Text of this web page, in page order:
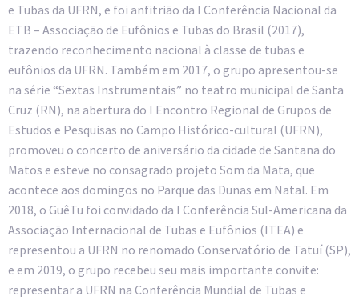
e Tubas da UFRN, e foi anfitrião da I Conferência Nacional da
ETB – Associação de Eufônios e Tubas do Brasil (2017),
trazendo reconhecimento nacional à classe de tubas e
eufônios da UFRN. Também em 2017, o grupo apresentou-se
na série “Sextas Instrumentais” no teatro municipal de Santa
Cruz (RN), na abertura do I Encontro Regional de Grupos de
Estudos e Pesquisas no Campo Histórico-cultural (UFRN),
promoveu o concerto de aniversário da cidade de Santana do
Matos e esteve no consagrado projeto Som da Mata, que
acontece aos domingos no Parque das Dunas em Natal. Em
2018, o GuêTu foi convidado da I Conferência Sul-Americana da
Associação Internacional de Tubas e Eufônios (ITEA) e
representou a UFRN no renomado Conservatório de Tatuí (SP),
e em 2019, o grupo recebeu seu mais importante convite:
representar a UFRN na Conferência Mundial de Tubas e